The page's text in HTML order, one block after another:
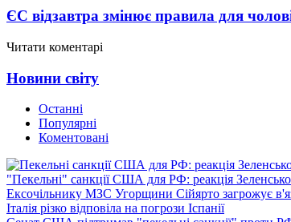
ЄС відзавтра змінює правила для
Читати коментарі
Новини світу
Останні
Популярні
Коментовані
"Пекельні" санкції США для РФ: реакція
Ексочільнику МЗС Угорщини Сійярто загрожує
Італія різко відповіла на погрози Іспанії